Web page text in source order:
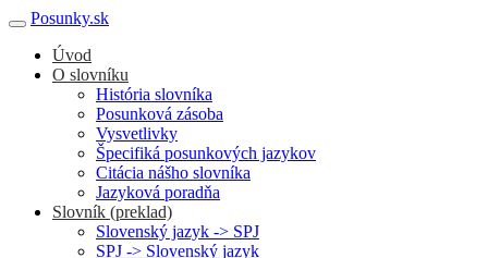
Posunky.sk
Úvod
O slovníku
História slovníka
Posunková zásoba
Vysvetlivky
Špecifiká posunkových jazykov
Citácia nášho slovníka
Jazyková poradňa
Slovník (preklad)
Slovenský jazyk -> SPJ
SPJ -> Slovenský jazyk